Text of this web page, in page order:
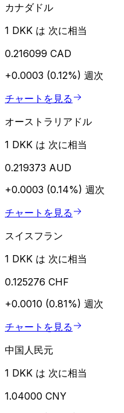
カナダドル
1 DKK は 次に相当
0.216099 CAD
+0.0003 (0.12%) 週次
チャートを見る
オーストラリアドル
1 DKK は 次に相当
0.219373 AUD
+0.0003 (0.14%) 週次
チャートを見る
スイスフラン
1 DKK は 次に相当
0.125276 CHF
+0.0010 (0.81%) 週次
チャートを見る
中国人民元
1 DKK は 次に相当
1.04000 CNY